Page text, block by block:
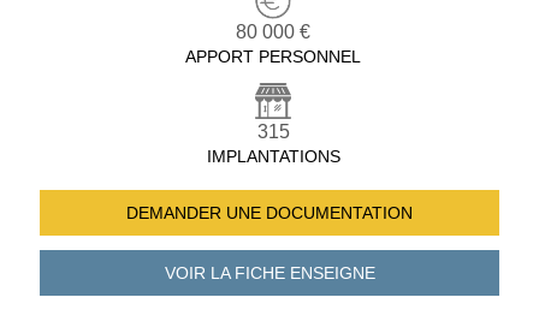
80 000 €
APPORT PERSONNEL
315
IMPLANTATIONS
DEMANDER UNE DOCUMENTATION
VOIR LA FICHEENSEIGNE